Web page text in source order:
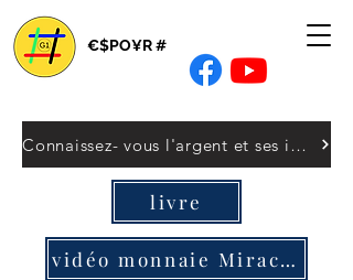
€$PO¥R #
Connaissez- vous l'argent et ses implications ? On ne nous dit pas tout ?
livre
vidéo monnaie Miraculeuse